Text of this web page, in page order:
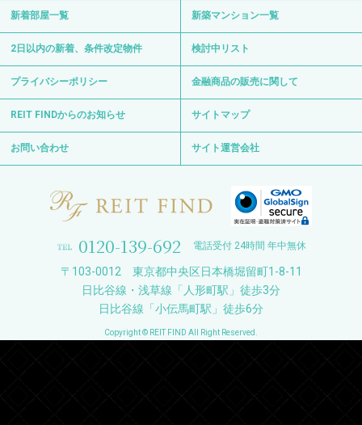
新着部屋一覧 新築マンション一覧
2日以内の新着、条件改定物件 検討中リスト
プライバシーポリシー 金融商品の販売に関して
REIT FINDからのお知らせ サイトマップ
お問い合わせ サイト運営会社
0120-139-692 電話受付 24時間 年中無休
〒103-0012 東京都中央区日本橋堀留町1-8-11
日比谷線・浅草線「人形町駅」徒歩3分
日比谷線「小伝馬町駅」徒歩6分
Copyright © REIT FIND All Right Reserved.